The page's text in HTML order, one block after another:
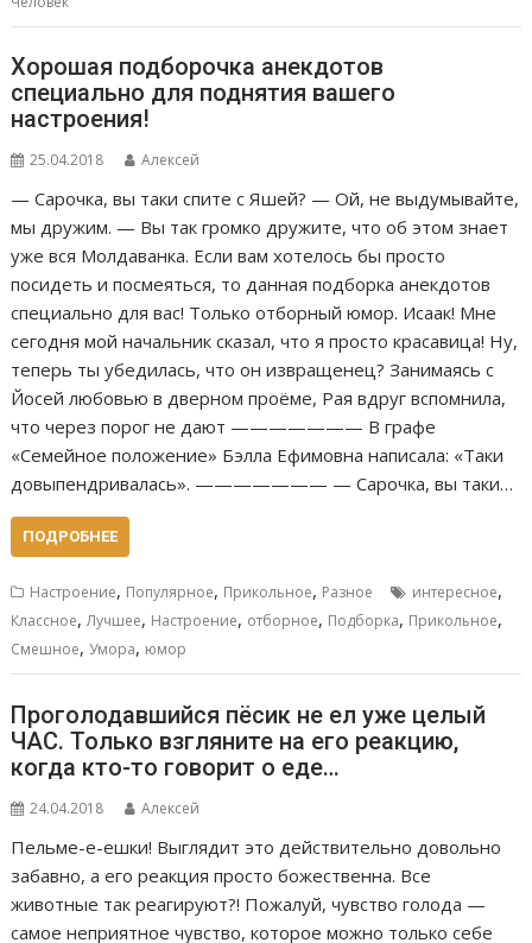
Хорошая подборочка анекдотов
специально для поднятия вашего
настроения!
25.04.2018 Алексей
— Сарочка, вы таки спите с Яшей? — Ой, не выдумывайте,
мы дружим. — Вы так громко дружите, что об этом знает
уже вся Молдаванка. Если вам хотелось бы просто
посидеть и посмеяться, то данная подборка анекдотов
специально для вас! Только отборный юмор. Исаак! Мне
сегодня мой начальник сказал, что я просто красавица! Ну,
теперь ты убедилась, что он извращенец? Занимаясь с
Йосей любовью в дверном проёме, Рая вдруг вспомнила,
что через порог не дают ——————— В графе
«Семейное положение» Бэлла Ефимовна написала: «Таки
довыпендривалась». ——————— — Сарочка, вы таки…
ПОДРОБНЕЕ
Настроение, Популярное, Прикольное, Разное интересное,
Классное,Лучшее, Настроение, отборное, Подборка, Прикольное,
Смешное,Умора, юмор
Проголодавшийся пёсик не ел уже целый
ЧАС. Только взгляните на его реакцию,
когда кто-то говорит о еде…
24.04.2018 Алексей
Пельме-е-ешки! Выглядит это действительно довольно
забавно, а его реакция просто божественна. Все
животные так реагируют?! Пожалуй, чувство голода —
самое неприятное чувство, которое можно только себе